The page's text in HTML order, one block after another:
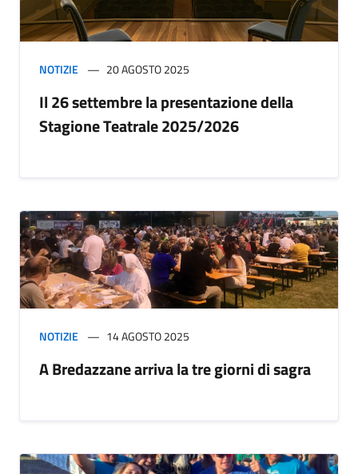
NOTIZIE 20 AGOSTO 2025
Il 26 settembre la presentazione della
Stagione Teatrale 2025/2026
NOTIZIE 14 AGOSTO 2025
A Bredazzane arriva la tre giorni di sagra